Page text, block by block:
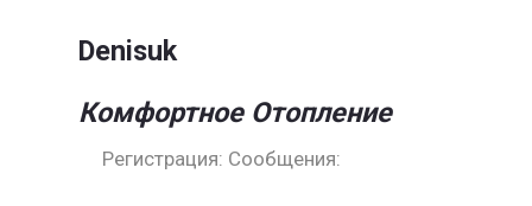
Denisuk
Комфортное Отопление
Регистрация: Сообщения: